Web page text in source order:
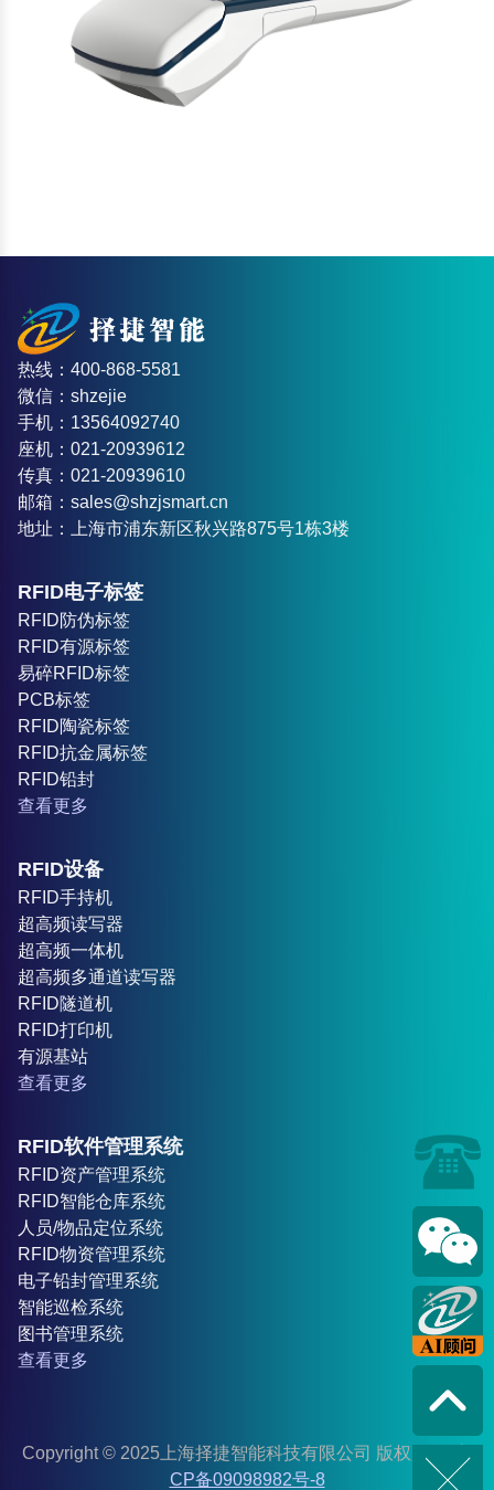
热线：400-868-5581
微信：shzejie
手机：13564092740
座机：021-20939612
传真：021-20939610
邮箱：sales@shzjsmart.cn
地址：上海市浦东新区秋兴路875号1栋3楼
RFID电子标签
RFID防伪标签
RFID有源标签
易碎RFID标签
PCB标签
RFID陶瓷标签
RFID抗金属标签
RFID铅封
查看更多
RFID设备
RFID手持机
超高频读写器
超高频一体机
超高频多通道读写器
RFID隧道机
RFID打印机
有源基站
查看更多
RFID软件管理系统
RFID资产管理系统
RFID智能仓库系统
人员/物品定位系统
RFID物资管理系统
电子铅封管理系统
智能巡检系统
图书管理系统
查看更多
Copyright © 2025上海择捷智能科技有限公司 版权所有
沪I
CP备09098982号-8